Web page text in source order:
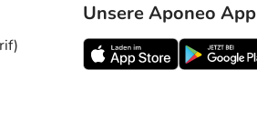
Unsere Aponeo App